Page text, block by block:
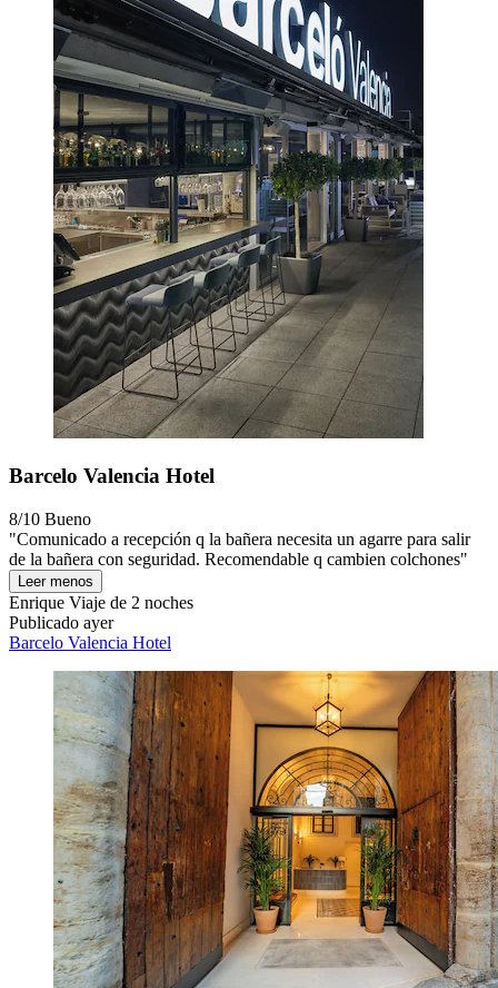
Barcelo Valencia Hotel
8/10 Bueno
"Comunicado a recepción q la bañera necesita un agarre para salir
de la bañera con seguridad. Recomendable q cambien colchones"
Leer menos
Enrique Viaje de 2 noches
Publicado ayer
Barcelo Valencia Hotel